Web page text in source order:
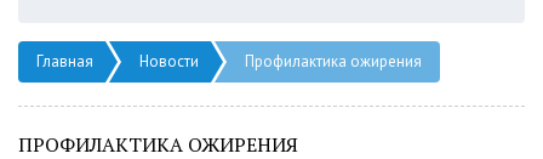
Главная Новости Профилактика ожирения
ПРОФИЛАКТИКА ОЖИРЕНИЯ